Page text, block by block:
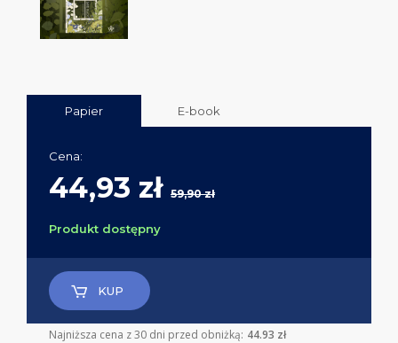
Papier E-book
Cena:
44,93 zł 59,90 zł
Produkt dostępny
KUP
Najniższa cena z 30 dni przed obniżką: 44.93 zł